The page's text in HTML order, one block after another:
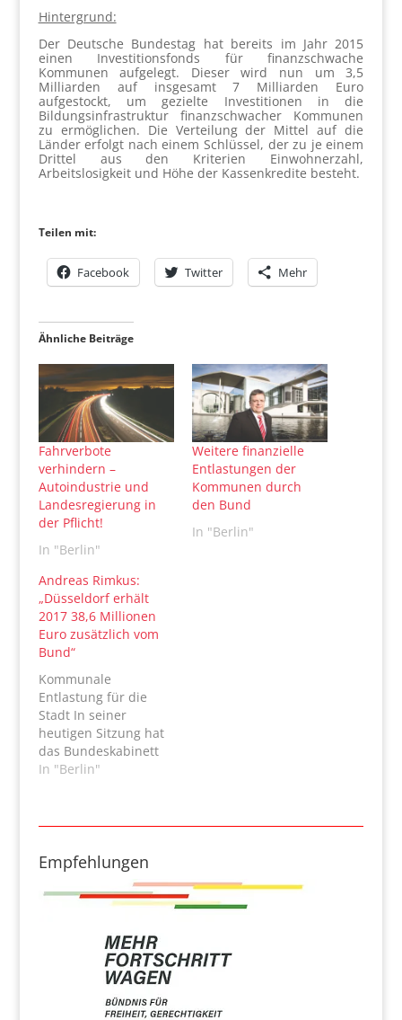
Hintergrund:
Der Deutsche Bundestag hat bereits im Jahr 2015
einen Investitionsfonds für finanzschwache
Kommunen aufgelegt. Dieser wird nun um 3,5
Milliarden auf insgesamt 7 Milliarden Euro
aufgestockt, um gezielte Investitionen in die
Bildungsinfrastruktur finanzschwacher Kommunen
zu ermöglichen. Die Verteilung der Mittel auf die
Länder erfolgt nach einem Schlüssel, der zu je einem
Drittel aus den Kriterien Einwohnerzahl,
Arbeitslosigkeit und Höhe der Kassenkredite besteht.
Teilen mit:
Facebook Twitter Mehr
Ähnliche Beiträge
Fahrverbote
verhindern –
Autoindustrie und
Landesregierung in
der Pflicht!
In "Berlin"
Weitere finanzielle
Entlastungen der
Kommunen durch
den Bund
In "Berlin"
Andreas Rimkus:
„Düsseldorf erhält
2017 38,6 Millionen
Euro zusätzlich vom
Bund“
Kommunale
Entlastung für die
Stadt In seiner
heutigen Sitzung hat
das Bundeskabinett
den Weg für weitere
Kommunen frei
zur bereits
beschlossenen
Soforthilfe von jeweils
kommende Jahr wird
es 2017 eine weitere
Entlastung von
bundesweit 1,5
In "Berlin"
Empfehlungen